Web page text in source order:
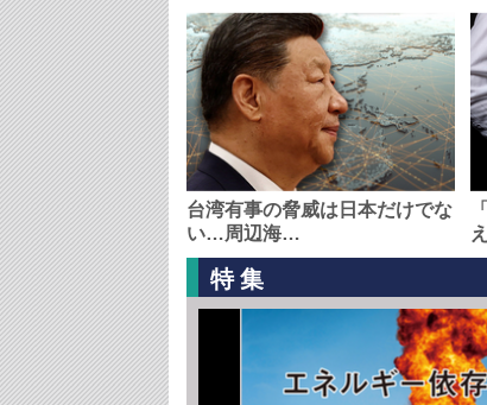
台湾有事の脅威は日本だけでな
い…周辺海…
特集